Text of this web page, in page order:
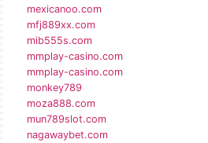
mexicanoo.com
mfj889xx.com
mib555s.com
mmplay-casino.com
mmplay-casino.com
monkey789
moza888.com
mun789slot.com
nagawaybet.com